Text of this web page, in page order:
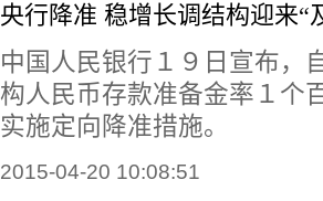
央行降准 稳增长调结构迎来“
中国人民银行１９日宣布，
构人民币存款准备金率１个
实施定向降准措施。
2015-04-20 10:08:51